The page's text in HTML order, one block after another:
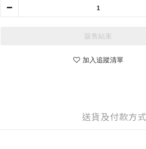
販售結束
加入追蹤清單
送貨及付款方式